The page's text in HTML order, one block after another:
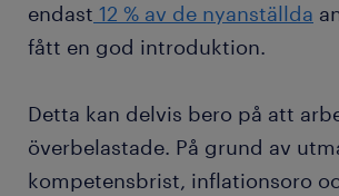
endast 12 % av de nyanställda
fått en god introduktion.
Detta kan delvis bero på att
överbelastade. På grund av
kompetensbrist, inflationsoro